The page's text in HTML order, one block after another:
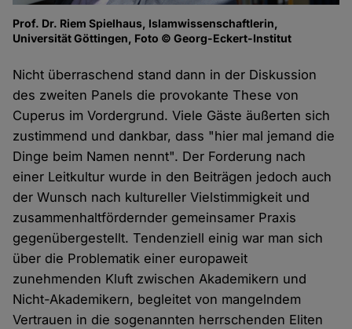
Prof. Dr. Riem Spielhaus, Islamwissenschaftlerin,
Universität Göttingen, Foto © Georg-Eckert-Institut
Nicht überraschend stand dann in der Diskussion
des zweiten Panels die provokante These von
Cuperus im Vordergrund. Viele Gäste äußerten sich
zustimmend und dankbar, dass "hier mal jemand die
Dinge beim Namen nennt". Der Forderung nach
einer Leitkultur wurde in den Beiträgen jedoch auch
der Wunsch nach kultureller Vielstimmigkeit und
zusammenhaltfördernder gemeinsamer Praxis
gegenübergestellt. Tendenziell einig war man sich
über die Problematik einer europaweit
zunehmenden Kluft zwischen Akademikern und
Nicht-Akademikern, begleitet von mangelndem
Vertrauen in die sogenannten herrschenden Eliten